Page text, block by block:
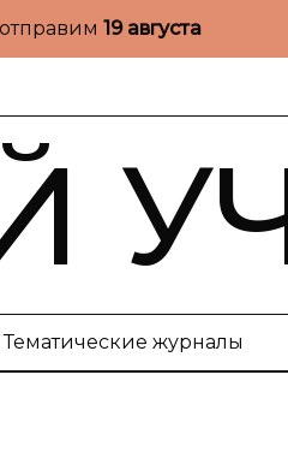
19 августа
Тематические журналы